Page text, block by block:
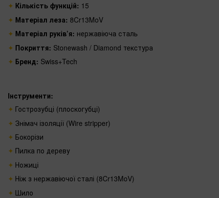
Кількість функцій: 15
Матеріал леза: 8Cr13MoV
Матеріал руків’я: нержавіюча сталь
Покриття: Stonewash / Diamond текстура
Бренд: Swiss+Tech
Інструменти:
Гострозубці (плоскогубці)
Знімач ізоляції (Wire stripper)
Бокорізи
Пилка по дереву
Ножиці
Ніж з нержавіючої сталі (8Cr13MoV)
Шило